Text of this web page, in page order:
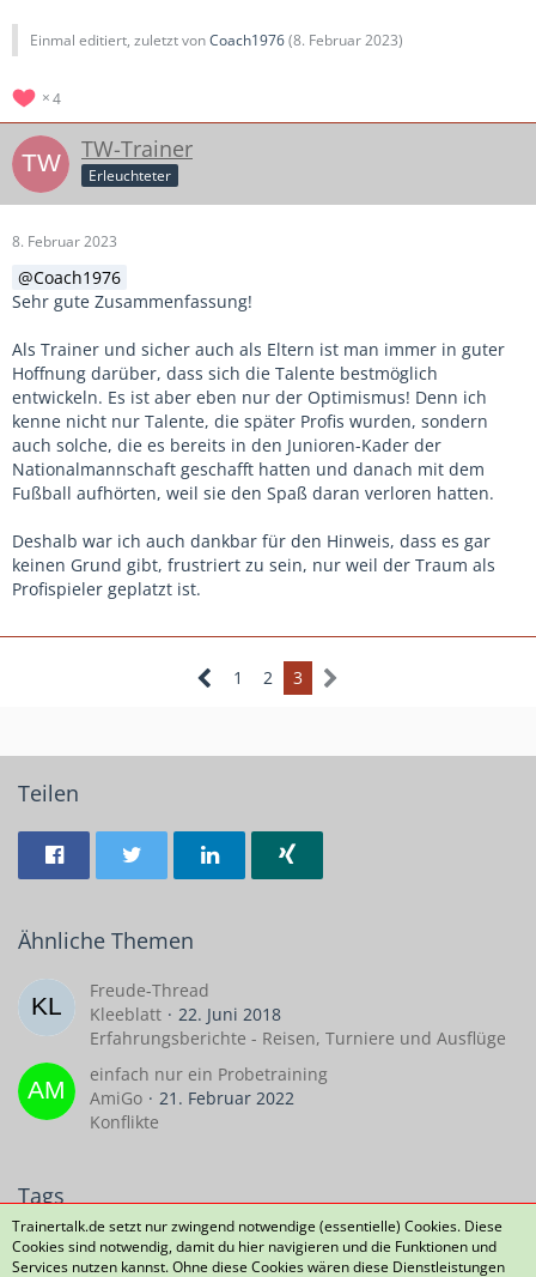
Einmal editiert, zuletzt vonCoach1976(8. Februar 2023)
4
TW-Trainer
Erleuchteter
8. Februar 2023
Coach1976
Sehr gute Zusammenfassung!
Als Trainer und sicher auch als Eltern ist man immer in guter
Hoffnung darüber, dass sich die Talente bestmöglich
entwickeln. Es ist aber eben nur der Optimismus! Denn ich
kenne nicht nur Talente, die später Profis wurden, sondern
auch solche, die es bereits in den Junioren-Kader der
Nationalmannschaft geschafft hatten und danach mit dem
Fußball aufhörten, weil sie den Spaß daran verloren hatten.
Deshalb war ich auch dankbar für den Hinweis, dass es gar
keinen Grund gibt, frustriert zu sein, nur weil der Traum als
Profispieler geplatzt ist.
1 2 3
Teilen
Ähnliche Themen
Freude-Thread
Kleeblatt
22. Juni 2018
Erfahrungsberichte - Reisen, Turniere und Ausflüge
einfach nur ein Probetraining
AmiGo
21. Februar 2022
Konflikte
Tags
D-Jugend Probetraining
Trainertalk.de setzt nur zwingend notwendige (essentielle) Cookies. Diese
Cookies sind notwendig, damit du hier navigieren und die Funktionen und
Services nutzen kannst. Ohne diese Cookies wären diese Dienstleistungen